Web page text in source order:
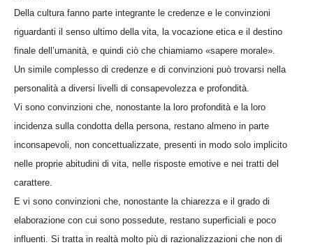
Della cultura fanno parte integrante le credenze e le convinzioni
riguardanti il senso ultimo della vita, la vocazione etica e il destino
finale dell’umanità, e quindi ciò che chiamiamo «sapere morale».
Un simile complesso di credenze e di convinzioni può trovarsi nella
personalità a diversi livelli di consapevolezza e profondità.
Vi sono convinzioni che, nonostante la loro profondità e la loro
incidenza sulla condotta della persona, restano almeno in parte
inconsapevoli, non concettualizzate, presenti in modo solo implicito
nelle proprie abitudini di vita, nelle risposte emotive e nei tratti del
carattere.
E vi sono convinzioni che, nonostante la chiarezza e il grado di
elaborazione con cui sono possedute, restano superficiali e poco
influenti. Si tratta in realtà molto più di razionalizzazioni che non di